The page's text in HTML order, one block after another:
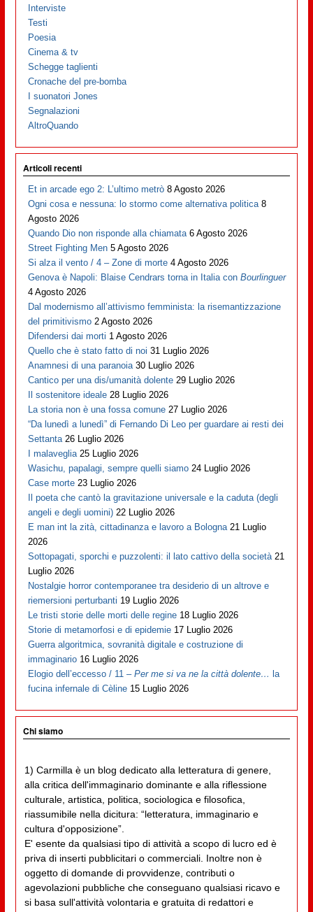
Interviste
Testi
Poesia
Cinema & tv
Schegge taglienti
Cronache del pre-bomba
I suonatori Jones
Segnalazioni
AltroQuando
Articoli recenti
Et in arcade ego 2: L’ultimo metrò 8 Agosto 2026
Ogni cosa e nessuna: lo stormo come alternativa politica 8
Agosto 2026
Quando Dio non risponde alla chiamata 6 Agosto 2026
Street Fighting Men 5 Agosto 2026
Si alza il vento / 4 – Zone di morte 4 Agosto 2026
Genova è Napoli: Blaise Cendrars torna in Italia conBourlinguer
4 Agosto 2026
Dal modernismo all’attivismo femminista: la risemantizzazione
del primitivismo 2 Agosto 2026
Difendersi dai morti 1 Agosto 2026
Quello che è stato fatto di noi 31 Luglio 2026
Anamnesi di una paranoia 30 Luglio 2026
Cantico per una dis/umanità dolente 29 Luglio 2026
Il sostenitore ideale 28 Luglio 2026
La storia non è una fossa comune 27 Luglio 2026
“Da lunedì a lunedì” di Fernando Di Leo per guardare ai resti dei
Settanta 26 Luglio 2026
I malaveglia 25 Luglio 2026
Wasichu, papalagi, sempre quelli siamo 24 Luglio 2026
Case morte 23 Luglio 2026
Il poeta che cantò la gravitazione universale e la caduta (degli
angeli e degli uomini) 22 Luglio 2026
E man int la zità, cittadinanza e lavoro a Bologna 21 Luglio
2026
Sottopagati, sporchi e puzzolenti: il lato cattivo della società 21
Luglio 2026
Nostalgie horror contemporanee tra desiderio di un altrove e
riemersioni perturbanti 19 Luglio 2026
Le tristi storie delle morti delle regine 18 Luglio 2026
Storie di metamorfosi e di epidemie 17 Luglio 2026
Guerra algoritmica, sovranità digitale e costruzione di
immaginario 16 Luglio 2026
Elogio dell’eccesso / 11 –Per me si va ne la città dolente… la
fucina infernale di Cèline 15 Luglio 2026
Chi siamo
1) Carmilla è un blog dedicato alla letteratura di genere,
alla critica dell'immaginario dominante e alla riflessione
culturale, artistica, politica, sociologica e filosofica,
riassumibile nella dicitura: “letteratura, immaginario e
cultura d'opposizione”.
E' esente da qualsiasi tipo di attività a scopo di lucro ed è
priva di inserti pubblicitari o commerciali. Inoltre non è
oggetto di domande di provvidenze, contributi o
agevolazioni pubbliche che conseguano qualsiasi ricavo e
si basa sull'attività volontaria e gratuita di redattori e